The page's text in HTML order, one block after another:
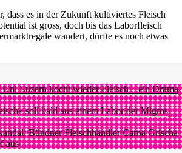
dass es in der Zukunft kultiviertes Fleisch
ist gross, doch bis das Laborfleisch
wandert, dürfte es noch etwas
Uni Luzern kocht wieder Fleisch – ein Drama
soll bald aus einem Labor der Migros
Bündner Fleischhändler Carna Grischa
aus